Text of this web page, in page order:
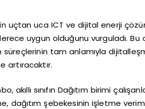
uçtan uca ICT ve dijital enerji
uygun olduğunu vurguladı. Bu
süreçlerinin tam anlamıyla
artıracaktır.
akıllı sınıfın Dağıtım birimi
dağıtım şebekesinin işletme